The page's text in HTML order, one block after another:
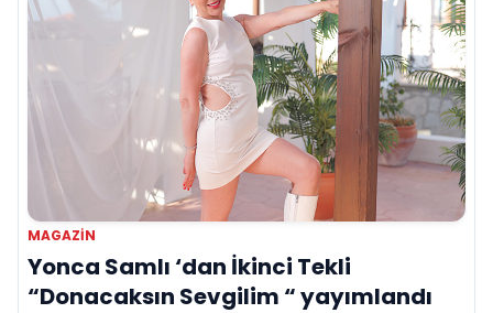
MAGAZIN
Yonca Samlı ‘dan İkinci Tekli
“Donacaksın Sevgilim “ yayımlandı